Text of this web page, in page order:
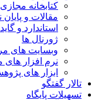
کتابخانه مجازی
مقالات و پایان
استاندارد و
ژورنال ها
وبسایت های
نرم افزار های
ابزار های
تالار گفتگو
تسهیلات پایگاه